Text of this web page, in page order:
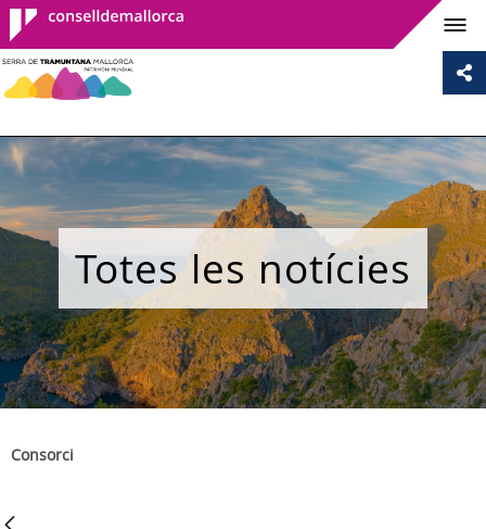
Consell de
Mallorca
Totes les notícies
Consorci